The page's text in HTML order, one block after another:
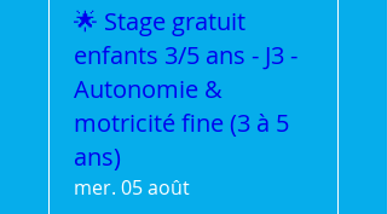
🌟 Stage gratuit
enfants 3/5 ans - J3 -
Autonomie &
motricité fine (3 à 5
ans)
mer. 05 août